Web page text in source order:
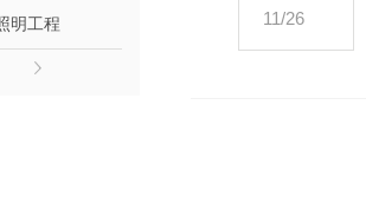
明工程 图书租赁
11/26